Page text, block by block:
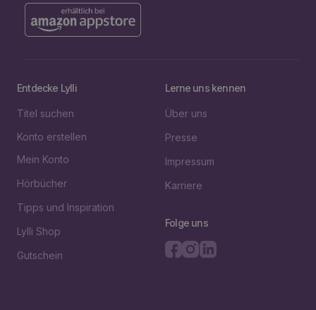
Entdecke Lylli
Titel suchen
Konto erstellen
Mein Konto
Hörbücher
Tipps und Inspiration
Lylli Shop
Gutschein
Lerne uns kennen
Über uns
Presse
Impressum
Karriere
Folge uns